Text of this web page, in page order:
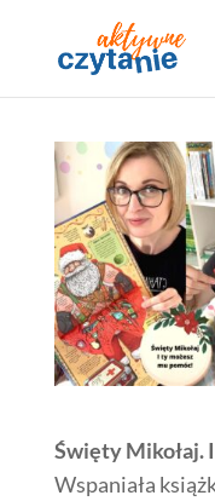
Święty Mikołaj.
Wspaniała